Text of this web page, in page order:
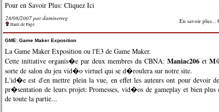
Pour en Savoir Plus: Cliquez Ici
28/08/2007 pardaminetreg
Haut de Page En savoir plus...
GME: Game Maker Exposition
La Game Maker Exposition ou l'E3 de Game Maker.
Cette initiative organis�e par deux membres du CBNA: Maniac206 et
sorte de salon du jeu vid�o virtuel qui se d�roulera sur notre site.
L'id�e est d'en mettre plein la vue, en effet les auteurs ont pour devoir
pr�sentation de leurs projet: Promesses, vid�os de gameplay et bien plus
de toute la partie...